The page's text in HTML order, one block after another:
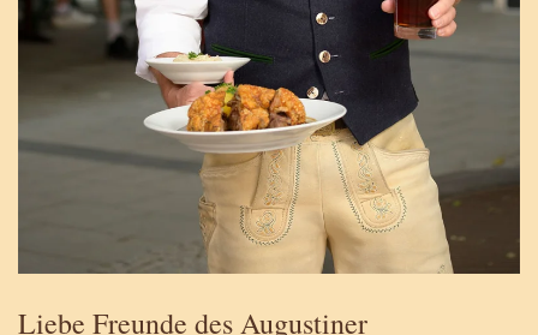
Liebe Freunde des Augustiner